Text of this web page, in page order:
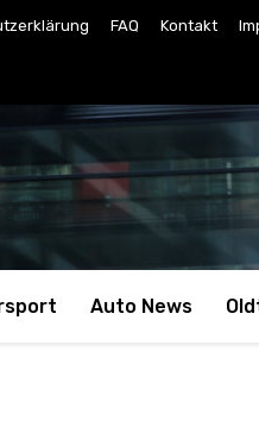
FAQ Kontakt
Auto News